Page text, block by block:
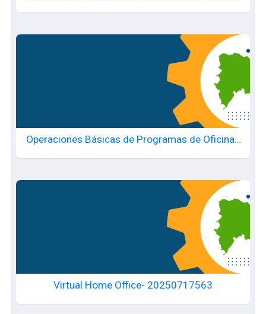
Operaciones Básicas de Programas de Oficina -
Virtual Home Office- 20250717563